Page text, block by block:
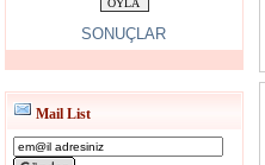
SONUÇLAR
Mail List